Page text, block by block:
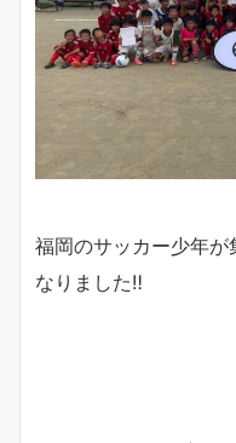
福岡のサッカー少年が
なりました‼︎